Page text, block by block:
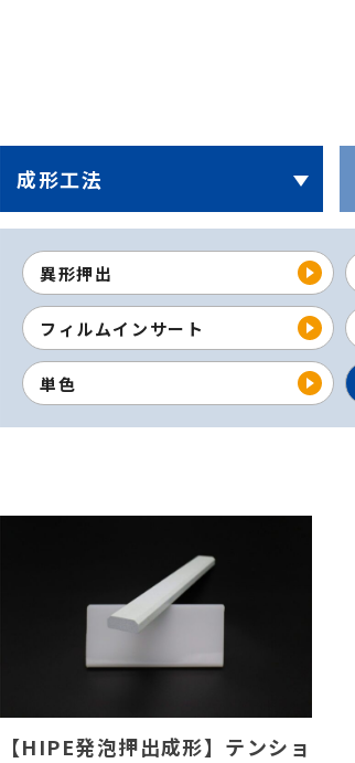
成形工法
異形押出
フィルムインサート
単色
【HIPE発泡押出成形】テンショ